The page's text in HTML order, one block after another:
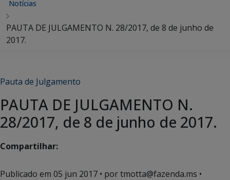
Notícias
PAUTA DE JULGAMENTO N. 28/2017, de 8 de junho de
2017.
Pauta de Julgamento
PAUTA DE JULGAMENTO N.
28/2017, de 8 de junho de 2017.
Compartilhar:
Publicado em 05 jun 2017 • por tmotta@fazenda.ms •